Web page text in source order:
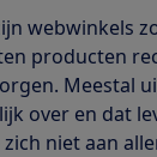
webwinkels
producten
Meestal
over en dat
niet aan